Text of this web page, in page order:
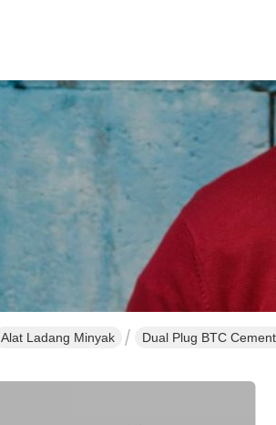
Alat Ladang Minyak Dual Plug BTC